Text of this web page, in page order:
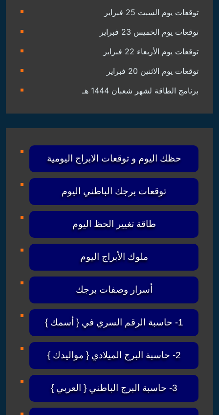
توقعات يوم السبت 25 فبراير
توقعات يوم الخميس 23 فبراير
توقعات يوم الأربعاء 22 فبراير
توقعات يوم الاثنين 20 فبراير
برنامج الطاقة لشهر شعبان 1444 هـ
حظك اليوم و توقعات الابراج اليومية
توقعات برجك الباطني اليوم
طاقة تغيير الحظ اليوم
ملوك الأبراج اليوم
أسرار وصفات برجك
1- حاسبة الرقم السري في { أسمك }
2- حاسبة البرج الميلادي { مواليدك }
3- حاسبة البرج الباطني { العربي }